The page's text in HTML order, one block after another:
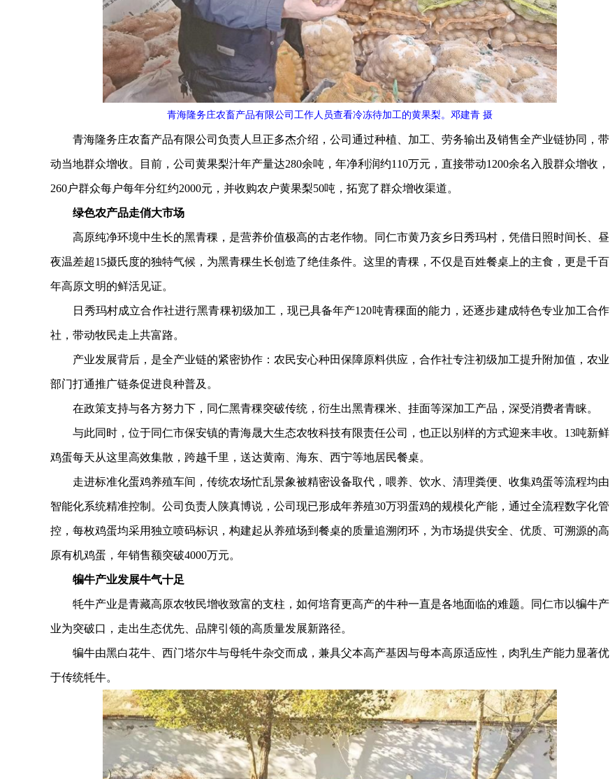
青海隆务庄农畜产品有限公司工作人员查看冷冻待加工的黄果梨。 邓建青 摄
青海隆务庄农畜产品有限公司负责人旦正多杰介绍，公司通过种植、加工、劳务输出及销售全产业链协同，带
动当地群众增收。目前，公司黄果梨汁年产量达280余吨，年净利润约110万元，直接带动1200余名入股群众增收，
260户群众每户每年分红约2000元，并收购农户黄果梨50吨，拓宽了群众增收渠道。
绿色农产品走俏大市场
高原纯净环境中生长的黑青稞，是营养价值极高的古老作物。同仁市黄乃亥乡日秀玛村，凭借日照时间长、昼
夜温差超15摄氏度的独特气候，为黑青稞生长创造了绝佳条件。这里的青稞，不仅是百姓餐桌上的主食，更是千百
年高原文明的鲜活见证。
日秀玛村成立合作社进行黑青稞初级加工，现已具备年产120吨青稞面的能力，还逐步建成特色专业加工合作
社，带动牧民走上共富路。
产业发展背后，是全产业链的紧密协作：农民安心种田保障原料供应，合作社专注初级加工提升附加值，农业
部门打通推广链条促进良种普及。
在政策支持与各方努力下，同仁黑青稞突破传统，衍生出黑青稞米、挂面等深加工产品，深受消费者青睐。
与此同时，位于同仁市保安镇的青海晟大生态农牧科技有限责任公司，也正以别样的方式迎来丰收。13吨新鲜
鸡蛋每天从这里高效集散，跨越千里，送达黄南、海东、西宁等地居民餐桌。
走进标准化蛋鸡养殖车间，传统农场忙乱景象被精密设备取代，喂养、饮水、清理粪便、收集鸡蛋等流程均由
智能化系统精准控制。公司负责人陕真博说，公司现已形成年养殖30万羽蛋鸡的规模化产能，通过全流程数字化管
控，每枚鸡蛋均采用独立喷码标识，构建起从养殖场到餐桌的质量追溯闭环，为市场提供安全、优质、可溯源的高
原有机鸡蛋，年销售额突破4000万元。
犏牛产业发展牛气十足
牦牛产业是青藏高原农牧民增收致富的支柱，如何培育更高产的牛种一直是各地面临的难题。同仁市以犏牛产
业为突破口，走出生态优先、品牌引领的高质量发展新路径。
犏牛由黑白花牛、西门塔尔牛与母牦牛杂交而成，兼具父本高产基因与母本高原适应性，肉乳生产能力显著优
于传统牦牛。